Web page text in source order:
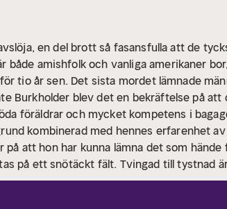
en del brott så fasansfulla att de
både amishfolk och vanliga amerikaner
tio år sen. Det sista mordet lämnade
Burkholder blev det en bekräftelse på
föräldrar och mycket kompetens i
kombinerad med hennes erfarenhet
att hon har kunna lämna det som
på ett snötäckt fält. Tvingad till tystnad
Kate Burkholder. Linda Castillo är en